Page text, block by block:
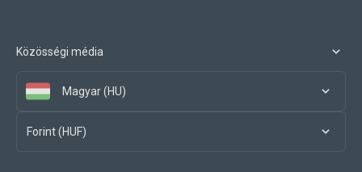
Közösségi média
Magyar (HU)
Forint (HUF)